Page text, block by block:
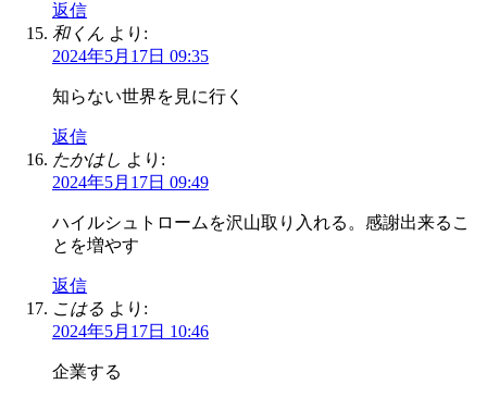
返信
和くん より:
2024年5月17日 09:35
知らない世界を見に行く
返信
たかはし より:
2024年5月17日 09:49
ハイルシュトロームを沢山取り入れる。感謝出来るこ
とを増やす
返信
こはる より:
2024年5月17日 10:46
企業する